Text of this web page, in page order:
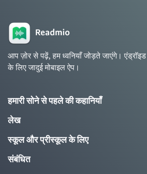
आप ज़ोर से पढ़ें, हम ध्वनियाँ जोड़ते जाएंगे।
के लिए जादुई मोबाइल ऐप।
हमारी सोने से पहले की कहानियाँ
लेख
स्कूल और प्रीस्कूल के लिए
संबंधित